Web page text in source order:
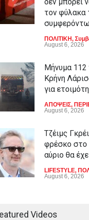
τον φύλακα
ΠΟΛΙΤΙΚΗ,
August 6, 2026
Μήνυμα 112
Κρήνη
για
ΑΠΟΨΕΙΣ,
August 6, 2026
Τζέιμς
φρέσκο στο
αύριο θα
LIFESTYLE,
August 6, 2026
Videos